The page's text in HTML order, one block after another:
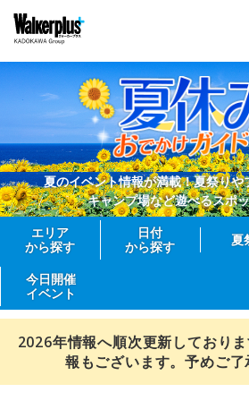
夏のイベント情報が満載！夏祭りや
キャンプ場など遊べるスポ
エリア
から探す
日付
から探す
夏
今日開催
イベント
2026年情報へ順次更新しており
報もございます。予めご了